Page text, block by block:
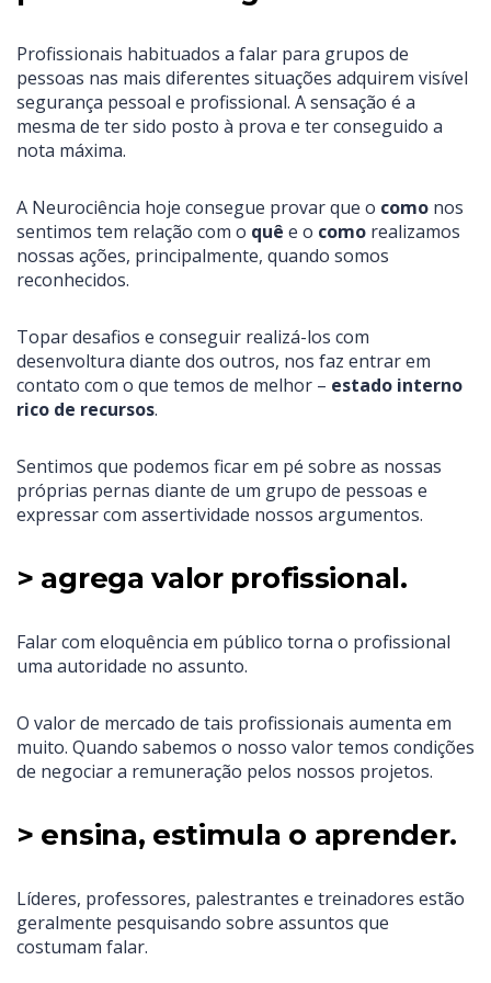
Profissionais habituados a falar para grupos de
pessoas nas mais diferentes situações adquirem visível
segurança pessoal e profissional. A sensação é a
mesma de ter sido posto à prova e ter conseguido a
nota máxima.
A Neurociência hoje consegue provar que o como nos
sentimos tem relação com o quê e o como realizamos
nossas ações, principalmente, quando somos
reconhecidos.
Topar desafios e conseguir realizá-los com
desenvoltura diante dos outros, nos faz entrar em
contato com o que temos de melhor – estado interno
rico de recursos.
Sentimos que podemos ficar em pé sobre as nossas
próprias pernas diante de um grupo de pessoas e
expressar com assertividade nossos argumentos.
> agrega valor profissional.
Falar com eloquência em público torna o profissional
uma autoridade no assunto.
O valor de mercado de tais profissionais aumenta em
muito. Quando sabemos o nosso valor temos condições
de negociar a remuneração pelos nossos projetos.
> ensina, estimula o aprender.
Líderes, professores, palestrantes e treinadores estão
geralmente pesquisando sobre assuntos que
costumam falar.